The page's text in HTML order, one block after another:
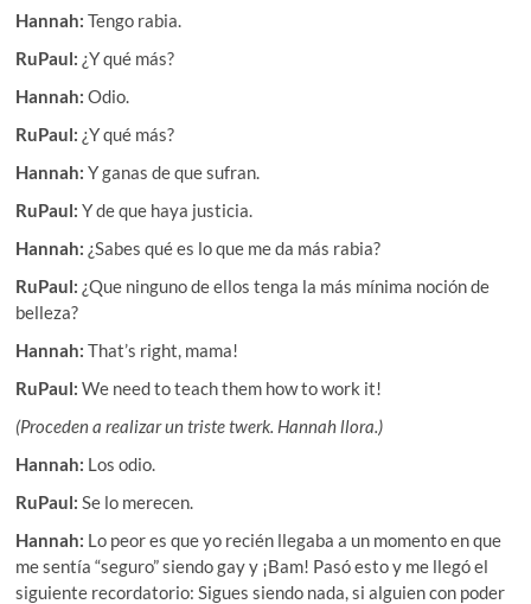
Hannah:Tengo rabia.
RuPaul: ¿Y qué más?
Hannah:Odio.
RuPaul: ¿Y qué más?
Hannah:Y ganas de que sufran.
RuPaul:Y de que haya justicia.
Hannah: ¿Sabes qué es lo que me da más rabia?
RuPaul: ¿Que ninguno de ellos tenga la más mínima noción de
belleza?
Hannah:That’s right, mama!
RuPaul:We need to teach them how to work it!
(Proceden a realizar un triste twerk. Hannah llora.)
Hannah: Los odio.
RuPaul:Se lo merecen.
Hannah: Lo peor es que yo recién llegaba a un momento en que
me sentía “seguro” siendo gay y ¡Bam! Pasó esto y me llegó el
siguiente recordatorio: Sigues siendo nada, si alguien con poder